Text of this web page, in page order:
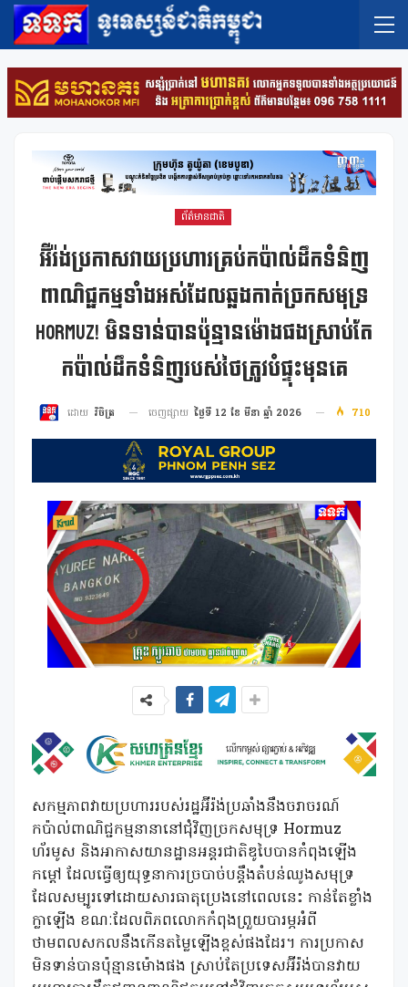
ព័ត៌មានជាតិ
អ៊ីរ៉ង់ប្រកាសវាយប្រហារគ្រប់កប៉ាល់ដឹកទំនិញ
ពាណិជ្ជកម្មទាំងអស់ដែលឆ្លងកាត់ច្រកសមុទ្រ
Hormuz! មិនទាន់បានប៉ុន្មានម៉ោងផងស្រាប់តែ
កប៉ាល់ដឹកទំនិញរបស់ថៃត្រូវបំផ្ទុះមុនគេ
ដោយ វិចិត្រ ចេញផ្សាយ ថ្ងៃទី 12 ខែ មីនា ឆ្នាំ 2026 710
សកម្មភាពវាយប្រហាររបស់រដ្ឋអ៊ីរ៉ង់ប្រឆាំងនឹងចរាចរណ៍
កប៉ាល់ពាណិជ្ជកម្មនានានៅជុំវិញច្រកសមុទ្រ Hormuz
ហ័រមូស និងអាកាសយានដ្ឋានអន្តរជាតិឌូបៃបានកំពុងឡើង
កម្តៅ ដែលធ្វើឲ្យយុទ្ធនាការច្របាច់បន្តឹងតំបន់ឈូងសមុទ្រ
ដែលសម្បូរទៅដោយសារធាតុប្រេងនៅពេលនេះ កាន់តែខ្លាំង
ក្លាឡើង ខណៈដែលពិភពលោកកំពុងព្រួយបារម្ភអំពី
ថាមពលសកលនឹងកើនតម្លៃឡើងខ្ពស់ផងដែរ។ ការប្រកាស
មិនទាន់បានប៉ុន្មានម៉ោងផង ស្រាប់តែប្រទេសអ៊ីរ៉ង់បានវាយ